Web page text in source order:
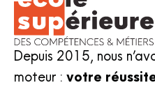
Depuis 2015, nous
moteur : votre